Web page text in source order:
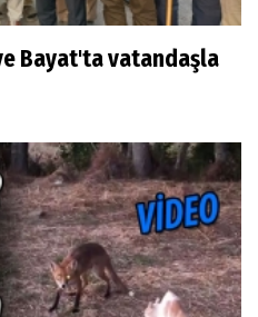
Bayat'ta vatandaşla